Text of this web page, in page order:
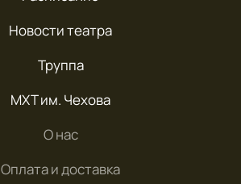
Новости театра
Труппа
МХТ им. Чехова
О нас
Оплата и доставка